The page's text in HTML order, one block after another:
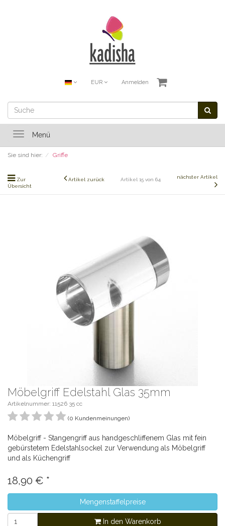
EUR Anmelden
ToggleMenü
Sie sind hier: Griffe
Zur
Übersicht
Artikel zurück Artikel 15 von 64 nächster Artikel
Möbelgriff Edelstahl Glas 35mm
Artikelnummer: 11526 35 cc
(0 Kundenmeinungen)
Möbelgriff - Stangengriff aus handgeschliffenem Glas mit fein
gebürstetem Edelstahlsockel zur Verwendung als Möbelgriff
und als Küchengriff
18,90 € *
Mengenstaffelpreise
In den Warenkorb